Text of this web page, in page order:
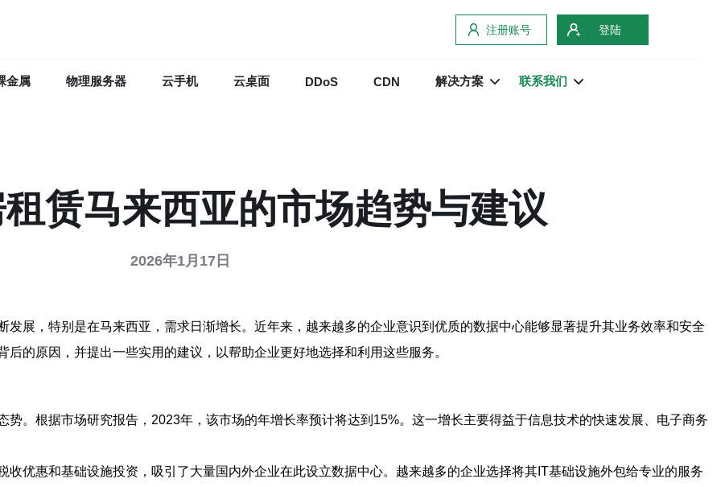
注册账号 登陆
金属 物理服务器 云手机 云桌面 DDoS CDN 解决方案 联系我们
赁马来西亚的市场趋势与建议
2026年1月17日
发展，特别是在马来西亚，需求日渐增长。近年来，越来越多的企业意识到优质的数据中心能够显著提升其业务效率和安全
的原因，并提出一些实用的建议，以帮助企业更好地选择和利用这些服务。
势。根据市场研究报告，2023年，该市场的年增长率预计将达到15%。这一增长主要得益于信息技术的快速发展、电子商务
优惠和基础设施投资，吸引了大量国内外企业在此设立数据中心。越来越多的企业选择将其IT基础设施外包给专业的服务